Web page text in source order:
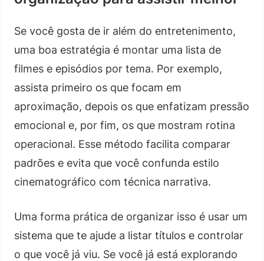
Se você gosta de ir além do entretenimento,
uma boa estratégia é montar uma lista de
filmes e episódios por tema. Por exemplo,
assista primeiro os que focam em
aproximação, depois os que enfatizam pressão
emocional e, por fim, os que mostram rotina
operacional. Esse método facilita comparar
padrões e evita que você confunda estilo
cinematográfico com técnica narrativa.
Uma forma prática de organizar isso é usar um
sistema que te ajude a listar títulos e controlar
o que você já viu. Se você já está explorando